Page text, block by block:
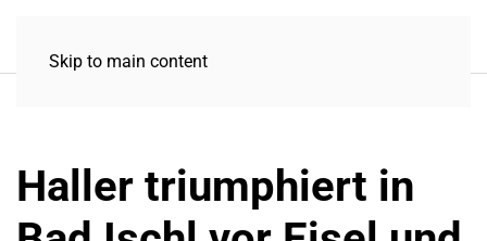
Skip to main content
Haller triumphiert in